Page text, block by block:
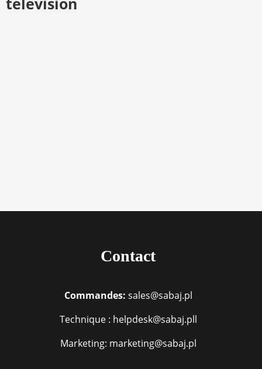
Contact
Commandes: sales@sabaj.pl
Technique : helpdesk@sabaj.pll
Marketing: marketing@sabaj.pl